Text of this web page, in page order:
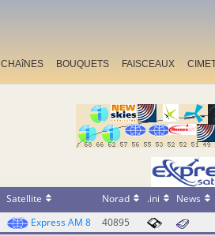
CHAîNES BOUQUETS FAISCEAUX
Satellite Norad .ini News
Express AM 8 40895